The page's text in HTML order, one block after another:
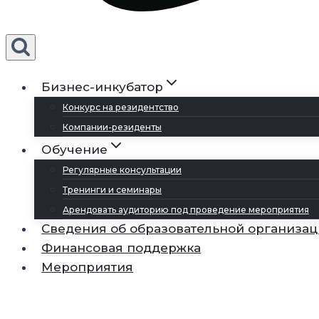
Бизнес-инкубатор
Конкурс на резидентство
Компании-резиденты
Обучение
Регулярные консультации
Тренинги и семинары
Арендовать аудиторию под проведение мероприятия
Сведения об образовательной
Финансовая поддержка
Мероприятия